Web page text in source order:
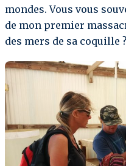
mondes. Vous vous
de mon premier
des mers de sa coquille ?